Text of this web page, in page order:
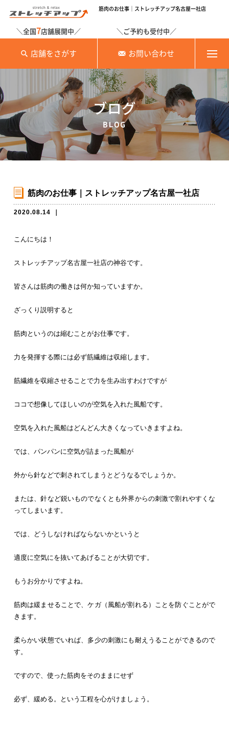
筋肉のお仕事｜ストレッチアップ名古屋一社店
＼全国7店舗展開中／
店舗をさがす
＼ご予約も受付中／
お問い合わせ
ブログ
BLOG
筋肉のお仕事｜ストレッチアップ名古屋一社店
2020.08.14
こんにちは！
ストレッチアップ名古屋一社店の神谷です。
皆さんは筋肉の働きは何か知っていますか。
ざっくり説明すると
筋肉というのは縮むことがお仕事です。
力を発揮する際には必ず筋繊維は収縮します。
筋繊維を収縮させることで力を生み出すわけですが
ココで想像してほしいのが空気を入れた風船です。
空気を入れた風船はどんどん大きくなっていきますよね。
では、パンパンに空気が詰まった風船が
外から針などで刺されてしまうとどうなるでしょうか。
または、針など鋭いものでなくとも外界からの刺激で割れやすくな
ってしまいます。
では、どうしなければならないかというと
適度に空気にを抜いてあげることが大切です。
もうお分かりですよね。
筋肉は緩ませることで、ケガ（風船が割れる）ことを防ぐことがで
きます。
柔らかい状態でいれば、多少の刺激にも耐えうることができるので
す。
ですので、使った筋肉をそのままにせず
必ず、緩める。という工程を心がけましょう。